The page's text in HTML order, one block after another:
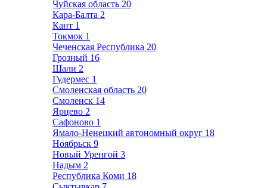
Чуйская область 20
Кара-Балта 2
Кант 1
Токмок 1
Чеченская Республика 20
Грозный 16
Шали 2
Гудермес 1
Смоленская область 20
Смоленск 14
Ярцево 2
Сафоново 1
Ямало-Ненецкий автономный округ 18
Ноябрьск 9
Новый Уренгой 3
Надым 2
Республика Коми 18